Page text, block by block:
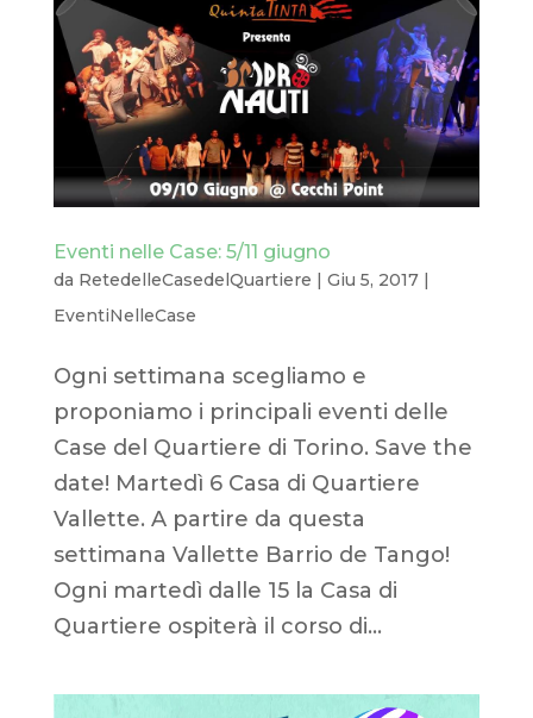
Eventi nelle Case: 5/11 giugno
da RetedelleCasedelQuartiere | Giu 5, 2017|
EventiNelleCase
Ogni settimana scegliamo e
proponiamo i principali eventi delle
Case del Quartiere di Torino. Save the
date! Martedì 6 Casa di Quartiere
Vallette. A partire da questa
settimana Vallette Barrio de Tango!
Ogni martedì dalle 15 la Casa di
Quartiere ospiterà il corso di...